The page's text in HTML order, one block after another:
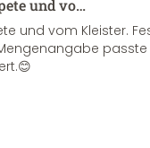
und vo…
und vom Kleister.
passte